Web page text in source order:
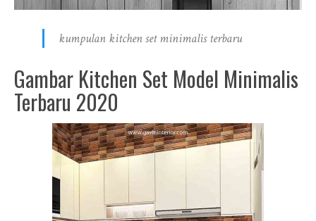
kumpulan kitchen set minimalis terbaru
Gambar Kitchen Set Model Minimalis
Terbaru 2020